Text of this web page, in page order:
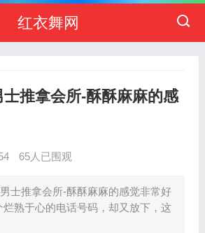
红衣舞网
推拿会所-酥酥麻麻的感
65人已围观
男士推拿会所-酥酥麻麻的感觉非常好
烂熟于心的电话号码，却又放下，这